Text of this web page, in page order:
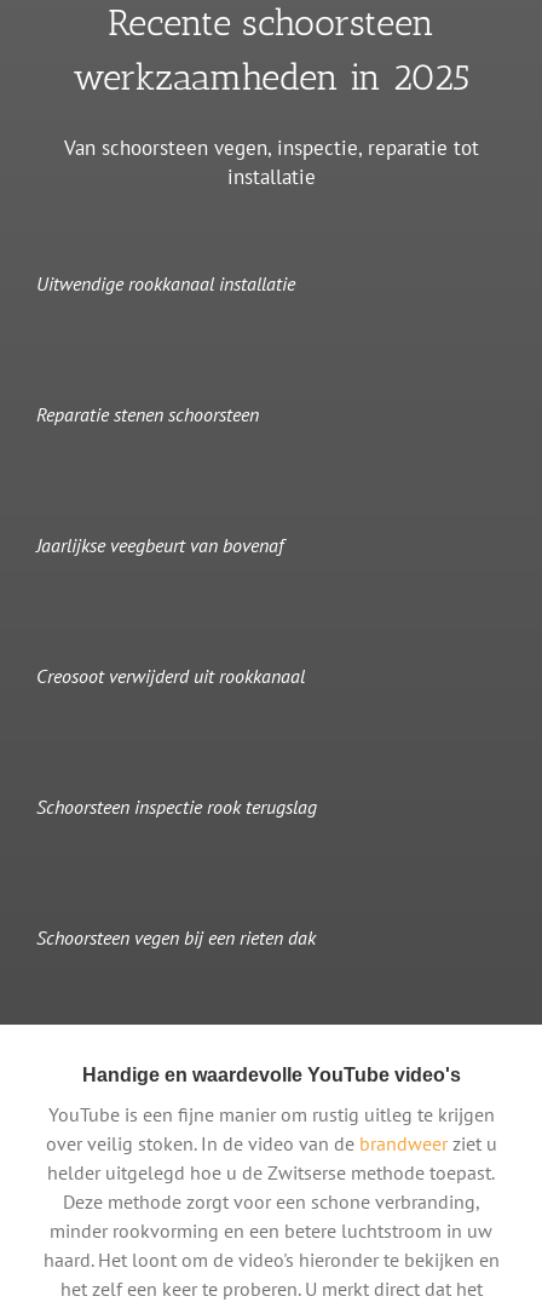
Recente schoorsteen
werkzaamheden in 2025
Van schoorsteen vegen, inspectie, reparatie tot
installatie
Uitwendige rookkanaal installatie
Reparatie stenen schoorsteen
Jaarlijkse veegbeurt van bovenaf
Creosoot verwijderd uit rookkanaal
Schoorsteen inspectie rook terugslag
Schoorsteen vegen bij een rieten dak
Handige en waardevolle YouTube video's
YouTube is een fijne manier om rustig uitleg te krijgen
over veilig stoken. In de video van de brandweerziet u
helder uitgelegd hoe u de Zwitserse methode toepast.
Deze methode zorgt voor een schone verbranding,
minder rookvorming en een betere luchtstroom in uw
haard. Het loont om de video's hieronder te bekijken en
het zelf een keer te proberen. U merkt direct dat het